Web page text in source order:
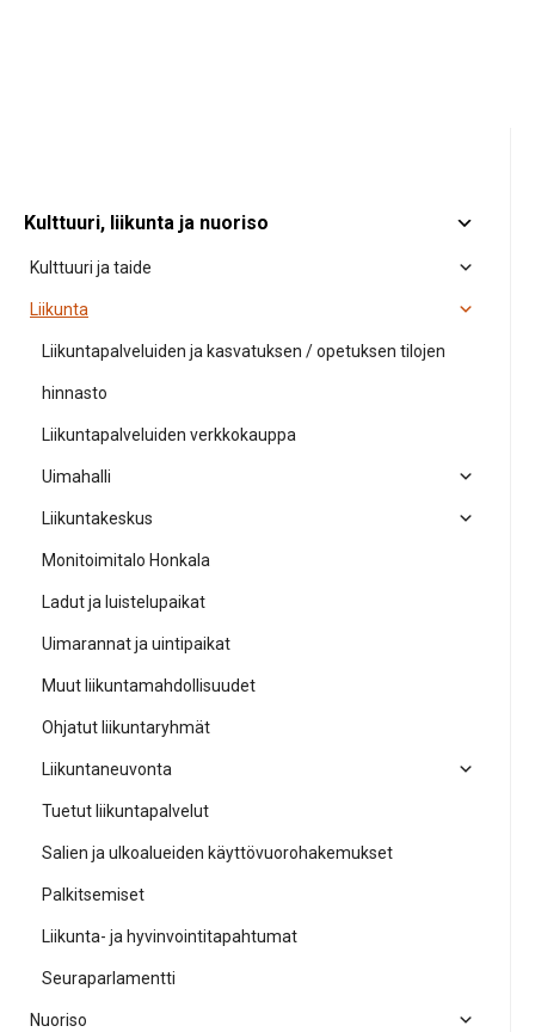
Kulttuuri, liikunta ja nuoriso
Kulttuuri ja taide
Liikunta
Liikuntapalveluiden ja kasvatuksen / opetuksen tilojen
hinnasto
Liikuntapalveluiden verkkokauppa
Uimahalli
Liikuntakeskus
Monitoimitalo Honkala
Ladut ja luistelupaikat
Uimarannat ja uintipaikat
Muut liikuntamahdollisuudet
Ohjatut liikuntaryhmät
Liikuntaneuvonta
Tuetut liikuntapalvelut
Salien ja ulkoalueiden käyttövuorohakemukset
Palkitsemiset
Liikunta- ja hyvinvointitapahtumat
Seuraparlamentti
Nuoriso